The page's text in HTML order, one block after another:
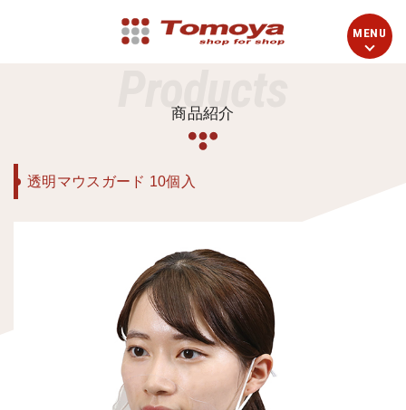
Products
商品紹介
透明マウスガード 10個入